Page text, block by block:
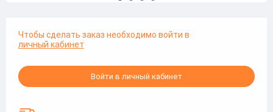
Чтобы сделать заказ необходимо войти в
личный кабинет
Войти в личный кабинет